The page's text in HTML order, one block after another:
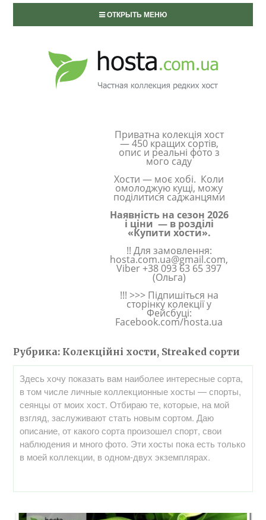
ОТКРЫТЬ МЕНЮ
Приватна колекція хост
— 450 кращих сортів,
опис и реальні фото з
мого саду
Хости — моє хобі. Коли
омолоджую кущі, можу
поділитися саджанцями
Наявність на сезон 2026
і ціни — в розділі
«Купити хости».
!! Для замовлення:
hosta.com.ua@gmail.com,
Viber +38 093 63 65 397
(Ольга)
!!! >>> Підпишіться на
сторінку колекції у
Фейсбуці:
Facebook.com/hosta.ua
Рубрика: Колекційні хости, Streaked сорти
Здесь хочу показать вам наиболее интересные сорта,
в том числе личные коллекционные хосты — спорты,
сеянцы от моих хост. Отбираю те, которые, на мой
взгляд, заслуживают стать новым сортом. Даю
описание, от какого сорта произошел спорт, свои
наблюдения и много фото. Эти хосты пока есть только
в моей коллекции, в одном-двух экземплярах.